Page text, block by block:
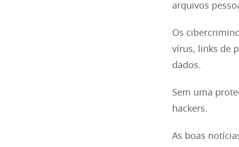
arquivos
Os
vírus, links de
dados.
Sem uma
hackers.
As boas